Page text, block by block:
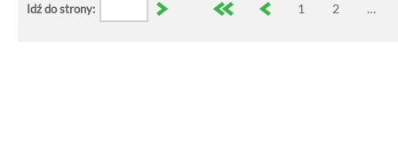
Idź do strony: 1 2 …